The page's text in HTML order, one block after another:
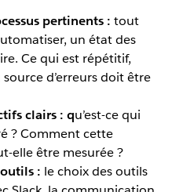
pertinents : tout
un état des
Ce qui est répétitif,
d’erreurs doit être
clairs : qu’est-ce qui
? Comment cette
elle être mesurée ?
: le choix des outils